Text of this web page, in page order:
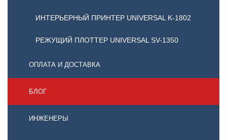
ИНТЕРЬЕРНЫЙ ПРИНТЕР UNIVERSAL K-1802
РЕЖУЩИЙ ПЛОТТЕР UNIVERSAL SV-1350
ОПЛАТА И ДОСТАВКА
БЛОГ
ИНЖЕНЕРЫ